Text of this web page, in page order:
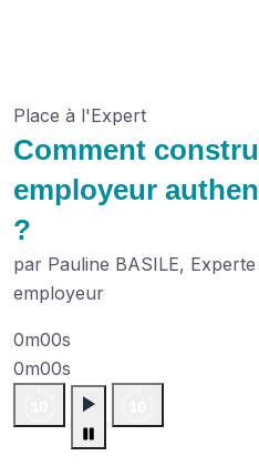
Place à l'Expert
Comment
employeur
?
par Pauline BASILE,
employeur
0m00s
0m00s